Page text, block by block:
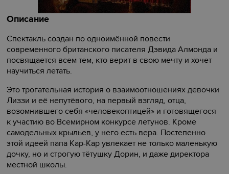
Описание
Спектакль создан по одноимённой повести
современного британского писателя Дэвида Алмонда и
посвящается всем тем, кто верит в свою мечту и хочет
научиться летать.
Это трогательная история о взаимоотношениях девочки
Лиззи и её непутёвого, на первый взгляд, отца,
возомнившего себя «человекоптицей» и готовящегося
к участию во Всемирном конкурсе летунов. Кроме
самодельных крыльев, у него есть вера. Постепенно
этой идеей папа Кар-Кар увлекает не только маленькую
дочку, но и строгую тётушку Дорин, и даже директора
местной школы.